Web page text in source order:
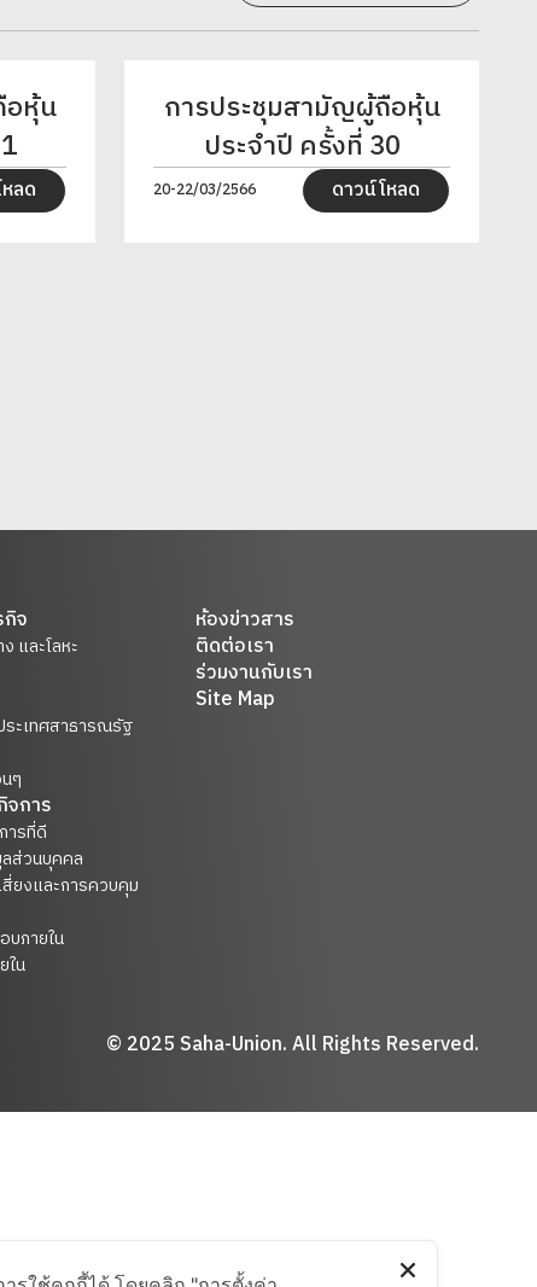
หุ้น
ลด
การประชุมสามัญผู้ถือหุ้น
ประจำปี ครั้งที่ 30
20-22/03/2566 ดาวน์โหลด
จ
และโลหะ
ระเทศสาธารณรัฐ
ๆ
การ
ารที่ดี
ส่วนบุคคล
ยงและการควบคุม
บภายใน
ใน
ห้องข่าวสาร
ติดต่อเรา
ร่วมงานกับเรา
Site Map
© 2025 Saha-Union. All Rights Reserved.